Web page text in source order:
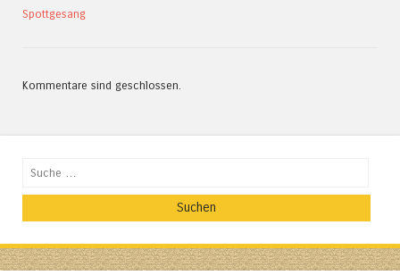
Spottgesang
Kommentare sind geschlossen.
Suchen